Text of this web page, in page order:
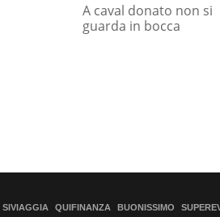
A caval donato non si
guarda in bocca
SIVIAGGIA QUIFINANZA BUONISSIMO